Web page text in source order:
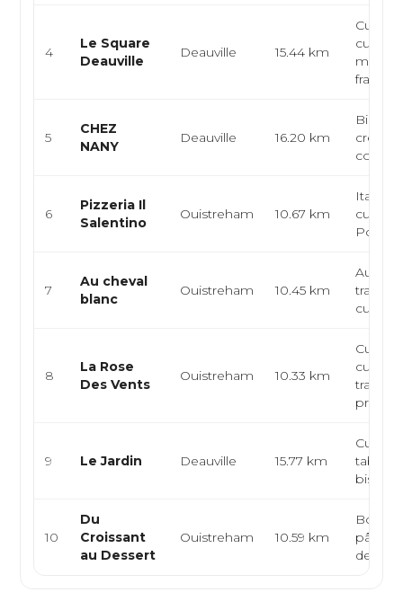
4
Le Square
Deauville
Deauville 15.44 km
cuisine
5
CHEZ
NANY
Deauville 16.20 km
6
Pizzeria Il
Salentino
Ouistreham 10.67 km
Italien,
cuisine
7
Au cheval
blanc
Ouistreham 10.45 km
cuisine
8
La Rose
Des Vents
Ouistreham 10.33 km
cuisine
9 Le Jardin Deauville 15.77 km
table
10
Du
Croissant
au Dessert
Ouistreham 10.59 km
de thé